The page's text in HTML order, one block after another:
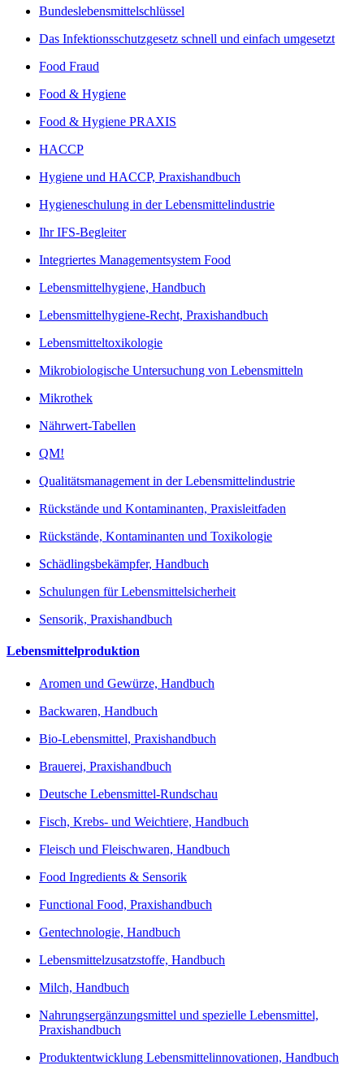
Bundeslebensmittelschlüssel
Das Infektionsschutzgesetz schnell und einfach umgesetzt
Food Fraud
Food & Hygiene
Food & Hygiene PRAXIS
HACCP
Hygiene und HACCP, Praxishandbuch
Hygieneschulung in der Lebensmittelindustrie
Ihr IFS-Begleiter
Integriertes Managementsystem Food
Lebensmittelhygiene, Handbuch
Lebensmittelhygiene-Recht, Praxishandbuch
Lebensmitteltoxikologie
Mikrobiologische Untersuchung von Lebensmitteln
Mikrothek
Nährwert-Tabellen
QM!
Qualitätsmanagement in der Lebensmittelindustrie
Rückstände und Kontaminanten, Praxisleitfaden
Rückstände, Kontaminanten und Toxikologie
Schädlingsbekämpfer, Handbuch
Schulungen für Lebensmittelsicherheit
Sensorik, Praxishandbuch
Lebensmittelproduktion
Aromen und Gewürze, Handbuch
Backwaren, Handbuch
Bio-Lebensmittel, Praxishandbuch
Brauerei, Praxishandbuch
Deutsche Lebensmittel-Rundschau
Fisch, Krebs- und Weichtiere, Handbuch
Fleisch und Fleischwaren, Handbuch
Food Ingredients & Sensorik
Functional Food, Praxishandbuch
Gentechnologie, Handbuch
Lebensmittelzusatzstoffe, Handbuch
Milch, Handbuch
Nahrungsergänzungsmittel und spezielle Lebensmittel,
Praxishandbuch
Produktentwicklung Lebensmittelinnovationen, Handbuch